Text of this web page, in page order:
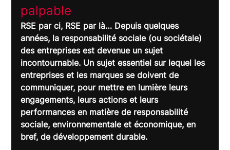
RSE par ci, RSE par là… Depuis quelques
années, la responsabilité sociale (ou sociétale)
des entreprises est devenue un sujet
incontournable. Un sujet essentiel sur lequel les
entreprises et les marques se doivent de
communiquer, pour mettre en lumière leurs
engagements, leurs actions et leurs
performances en matière de responsabilité
sociale, environnementale et économique, en
bref, de développement durable.